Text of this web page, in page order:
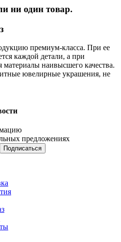
ни один товар.
премиум-класса. При ее
каждой детали, а при
материалы наивысшего качества.
ювелирные украшения, не
предложениях